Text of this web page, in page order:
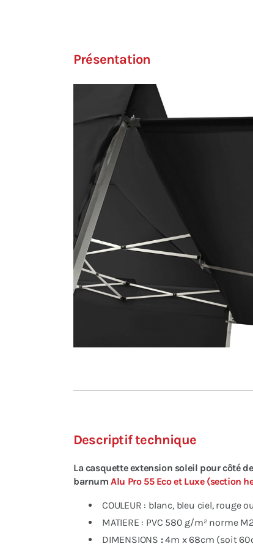
Présentation
Descriptif technique
La casquette extension soleil pour côté
barnumAlu Pro 55 Eco et Luxe(section
COULEUR : blanc, bleu ciel, rouge
MATIERE : PVC 580 g/m² norme
DIMENSIONS :4m x 68cm (soit